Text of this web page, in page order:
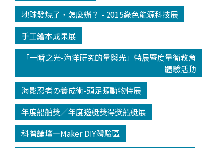
地球發燒了，怎麼辦？ - 2015綠色能源科技展
手工繪本成果展
「一瞬之光-海洋研究的量與光」特展暨度量衡教育
體驗活動
海影忍者の養成術-頭足類動物特展
年度船舶獎／年度遊艇獎得獎船艇展
科普論壇—Maker DIY體驗區